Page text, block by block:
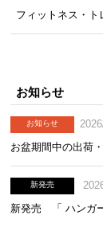
フィットネス・ト
お知らせ
お知らせ
お盆期間中の出荷
新発売
新発売 「 ハンガ